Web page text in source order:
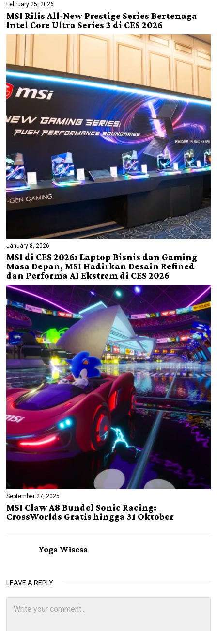
February 25, 2026
MSI Rilis All-New Prestige Series Bertenaga
Intel Core Ultra Series 3 di CES 2026
January 8, 2026
MSI di CES 2026: Laptop Bisnis dan Gaming
Masa Depan, MSI Hadirkan Desain Refined
dan Performa AI Ekstrem di CES 2026
September 27, 2025
MSI Claw A8 Bundel Sonic Racing:
CrossWorlds Gratis hingga 31 Oktober
Yoga Wisesa
LEAVE A REPLY